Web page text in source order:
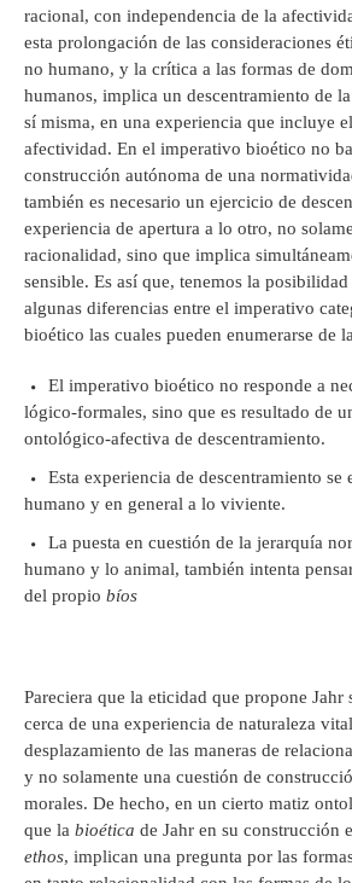
racional, con independencia de la
esta prolongación de las consideraciones
no humano, y la crítica a las formas de
humanos, implica un descentramiento de
sí misma, en una experiencia que incluye
afectividad. En el imperativo bioético no
construcción autónoma de una
también es necesario un ejercicio de
experiencia de apertura a lo otro, no
racionalidad, sino que implica
sensible. Es así que, tenemos la
algunas diferencias entre el imperativo
bioético las cuales pueden enumerarse de
El imperativo bioético no responde a
lógico-formales, sino que es resultado de
ontológico-afectiva de descentramiento.
Esta experiencia de descentramiento se
humano y en general a lo viviente.
La puesta en cuestión de la jerarquía
humano y lo animal, también intenta
del propio bíos
Pareciera que la eticidad que propone Jahr
cerca de una experiencia de naturaleza
desplazamiento de las maneras de
y no solamente una cuestión de
morales. De hecho, en un cierto matiz
que la bioética de Jahr en su construcción
ethos, implican una pregunta por las